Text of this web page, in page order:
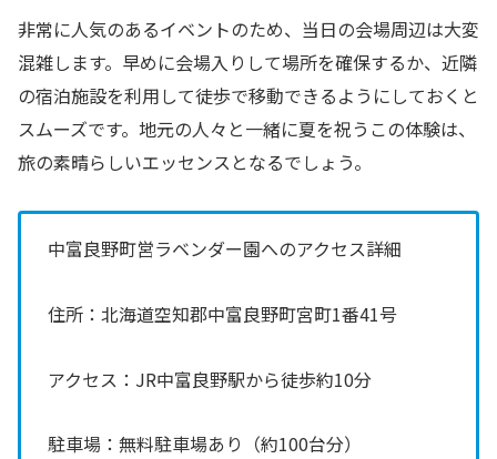
非常に人気のあるイベントのため、当日の会場周辺は大変
混雑します。早めに会場入りして場所を確保するか、近隣
の宿泊施設を利用して徒歩で移動できるようにしておくと
スムーズです。地元の人々と一緒に夏を祝うこの体験は、
旅の素晴らしいエッセンスとなるでしょう。
中富良野町営ラベンダー園へのアクセス詳細
住所：北海道空知郡中富良野町宮町1番41号
アクセス：JR中富良野駅から徒歩約10分
駐車場：無料駐車場あり（約100台分）